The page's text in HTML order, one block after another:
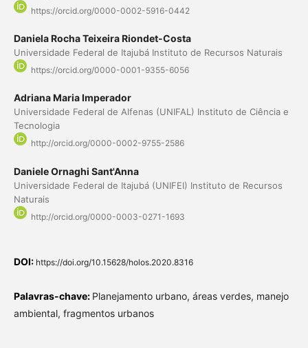
https://orcid.org/0000-0002-5916-0442
Daniela Rocha Teixeira Riondet-Costa
Universidade Federal de Itajubá Instituto de Recursos Naturais
https://orcid.org/0000-0001-9355-6056
Adriana Maria Imperador
Universidade Federal de Alfenas (UNIFAL) Instituto de Ciência e
Tecnologia
http://orcid.org/0000-0002-9755-2586
Daniele Ornaghi Sant'Anna
Universidade Federal de Itajubá (UNIFEI) Instituto de Recursos
Naturais
http://orcid.org/0000-0003-0271-1693
DOI: https://doi.org/10.15628/holos.2020.8316
Palavras-chave: Planejamento urbano, áreas verdes, manejo
ambiental, fragmentos urbanos